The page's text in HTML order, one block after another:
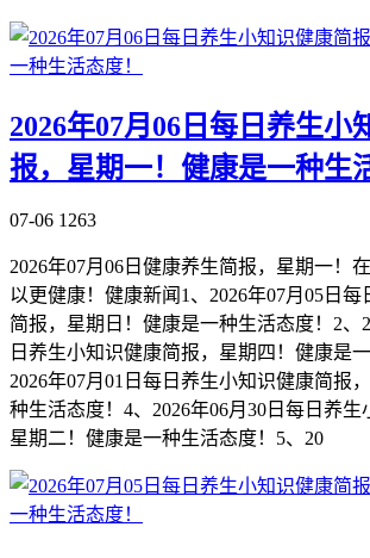
2026年07月06日每日养生小
报，星期一！健康是一种生
07-06 1263
2026年07月06日健康养生简报，星期一！
以更健康！健康新闻1、2026年07月05日
简报，星期日！健康是一种生活态度！2、
日养生小知识健康简报，星期四！健康是
2026年07月01日每日养生小知识健康简报
种生活态度！4、2026年06月30日每日养生
星期二！健康是一种生活态度！5、20